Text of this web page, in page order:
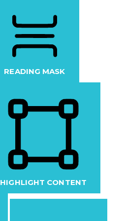
READING MASK
HIGHLIGHT CONTENT